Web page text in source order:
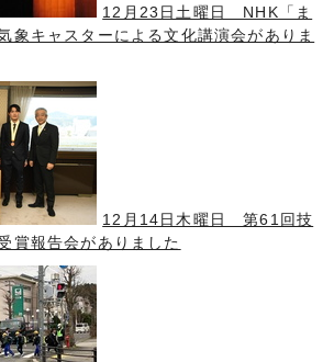
12月23日土曜日 NHK「ま
象キャスターによる文化講演会がありま
12月14日木曜日 第61回技
賞報告会がありました